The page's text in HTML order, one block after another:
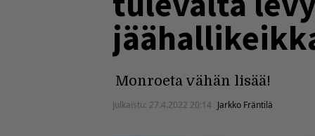
Monroeta vähän lisää!
Julkaistu: 27.4.2022 20:14 Jarkko Fräntilä